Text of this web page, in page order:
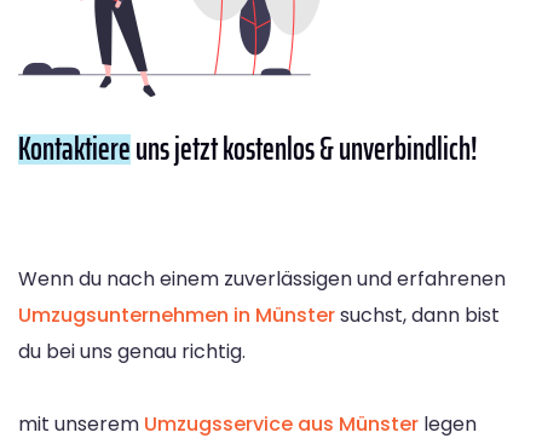
Kontaktiereuns jetzt kostenlos & unverbindlich!
Wenn du nach einem zuverlässigen und erfahrenen
Umzugsunternehmen in Münstersuchst, dann bist
du bei uns genau richtig.
mit unserem Umzugsservice aus Münster legen